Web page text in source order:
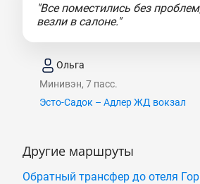
"Все поместились без
везли в салоне."
Ольга
Минивэн, 7 пасс.
Эсто-Садок – Адлер ЖД вокзал
Другие маршруты
Обратный трансфер до отеля